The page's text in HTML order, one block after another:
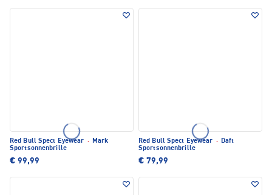
Red Bull Spect Eyewear · Mark
Sportsonnenbrille
€ 99,99
Red Bull Spect Eyewear · Daft
Sportsonnenbrille
€ 79,99